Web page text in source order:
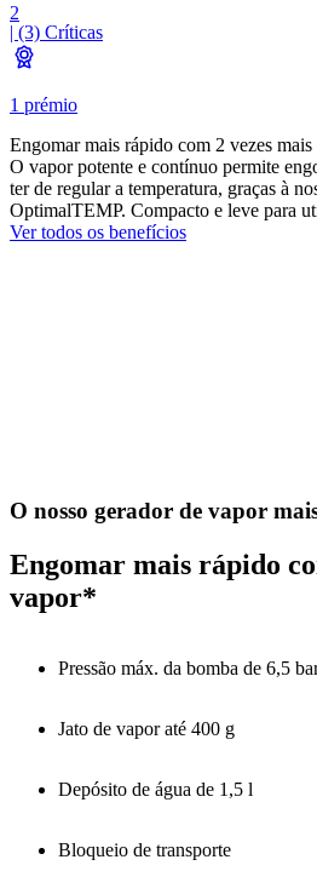
2
| (3) Críticas
1 prémio
Engomar mais rápido com 2 vezes
O vapor potente e contínuo permite
ter de regular a temperatura, graças à
OptimalTEMP. Compacto e leve para
Ver todos os benefícios
O nosso gerador de vapor
Engomar mais rápido
vapor*
Pressão máx. da bomba de 6,5
Jato de vapor até 400 g
Depósito de água de 1,5 l
Bloqueio de transporte